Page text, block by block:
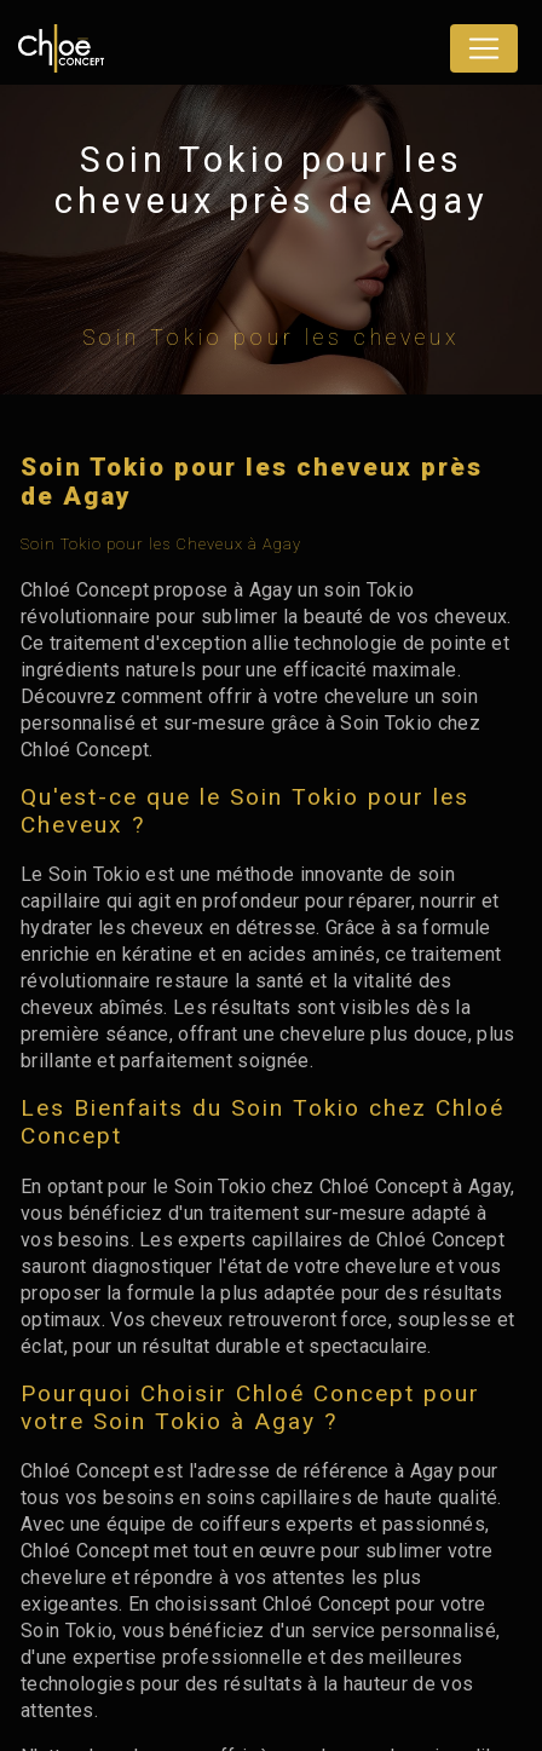
Soin Tokio pour les
cheveux près de Agay
Soin Tokio pour les cheveux
Soin Tokio pour les cheveux près
de Agay
Soin Tokio pour les Cheveux à Agay
Chloé Concept propose à Agay un soin Tokio
révolutionnaire pour sublimer la beauté de vos cheveux.
Ce traitement d'exception allie technologie de pointe et
ingrédients naturels pour une efficacité maximale.
Découvrez comment offrir à votre chevelure un soin
personnalisé et sur-mesure grâce à Soin Tokio chez
Chloé Concept.
Qu'est-ce que le Soin Tokio pour les
Cheveux ?
Le Soin Tokio est une méthode innovante de soin
capillaire qui agit en profondeur pour réparer, nourrir et
hydrater les cheveux en détresse. Grâce à sa formule
enrichie en kératine et en acides aminés, ce traitement
révolutionnaire restaure la santé et la vitalité des
cheveux abîmés. Les résultats sont visibles dès la
première séance, offrant une chevelure plus douce, plus
brillante et parfaitement soignée.
Les Bienfaits du Soin Tokio chez Chloé
Concept
En optant pour le Soin Tokio chez Chloé Concept à Agay,
vous bénéficiez d'un traitement sur-mesure adapté à
vos besoins. Les experts capillaires de Chloé Concept
sauront diagnostiquer l'état de votre chevelure et vous
proposer la formule la plus adaptée pour des résultats
optimaux. Vos cheveux retrouveront force, souplesse et
éclat, pour un résultat durable et spectaculaire.
Pourquoi Choisir Chloé Concept pour
votre Soin Tokio à Agay ?
Chloé Concept est l'adresse de référence à Agay pour
tous vos besoins en soins capillaires de haute qualité.
Avec une équipe de coiffeurs experts et passionnés,
Chloé Concept met tout en œuvre pour sublimer votre
chevelure et répondre à vos attentes les plus
exigeantes. En choisissant Chloé Concept pour votre
Soin Tokio, vous bénéficiez d'un service personnalisé,
d'une expertise professionnelle et des meilleures
technologies pour des résultats à la hauteur de vos
attentes.